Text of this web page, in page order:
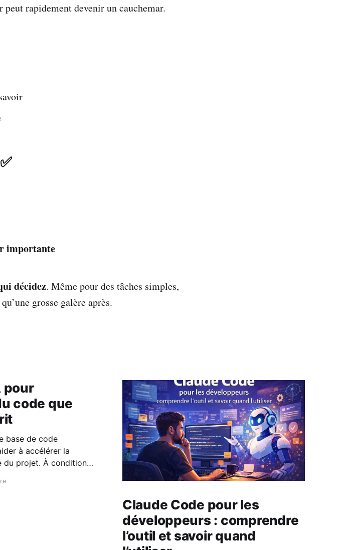
rapidement devenir un cauchemar.
importante
décidez. Même pour des tâches simples,
grosse galère après.
pour
code que
base de code
à accélérer la
du projet. À condition
Claude Code pour les
développeurs : comprendre
l’outil et savoir quand